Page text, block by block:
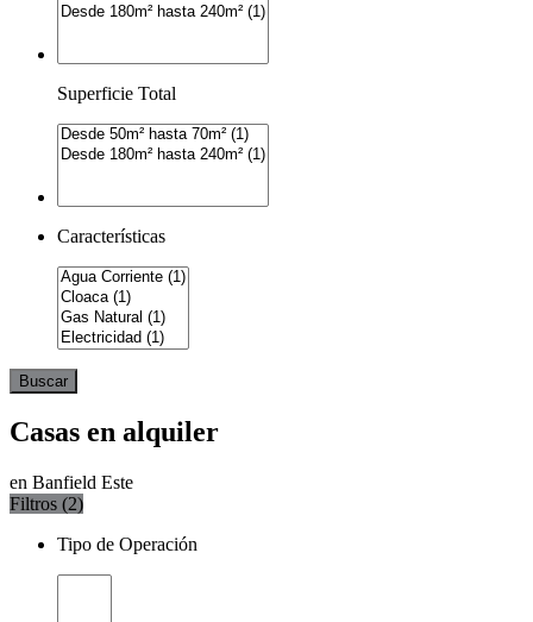
Superficie Total
Características
Buscar
Casas en alquiler
en Banfield Este
Filtros (2)
Tipo de Operación